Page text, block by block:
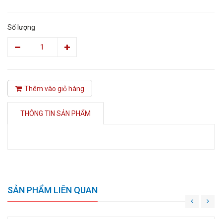
Số lượng
Thêm vào giỏ hàng
THÔNG TIN SẢN PHẨM
SẢN PHẨM LIÊN QUAN